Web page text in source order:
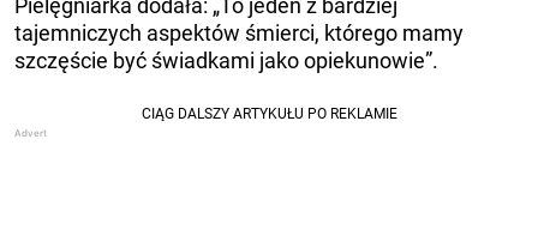
Pielęgniarka dodała: „To jeden z bardziej
tajemniczych aspektów śmierci, którego mamy
szczęście być świadkami jako opiekunowie”.